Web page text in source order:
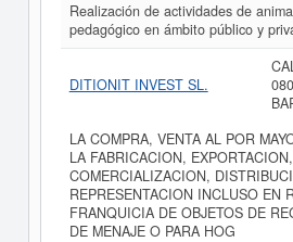
Realización de actividades de
pedagógico en ámbito público y
DITIONIT INVEST SL.
LA COMPRA, VENTA AL POR
LA FABRICACION,
COMERCIALIZACION,
REPRESENTACION INCLUSO EN
FRANQUICIA DE OBJETOS DE
DE MENAJE O PARA HOG